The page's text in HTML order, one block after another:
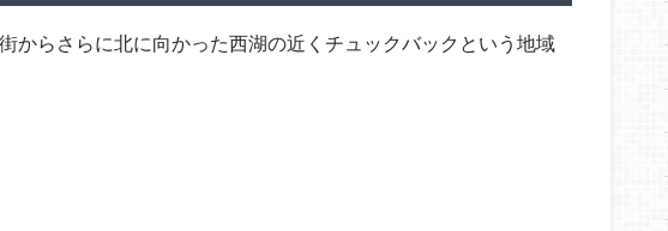
からさらに北に向かった西湖の近くチュックバックという地域